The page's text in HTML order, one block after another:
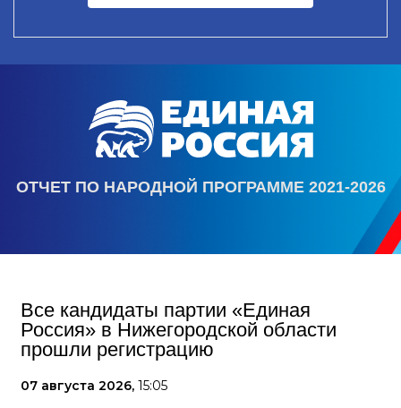
ОТЧЕТ ПО НАРОДНОЙ ПРОГРАММЕ 2021-2026
Все кандидаты партии «Единая
Россия» в Нижегородской области
прошли регистрацию
07 августа 2026, 15:05